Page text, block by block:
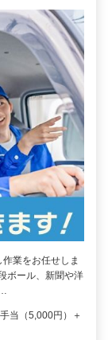
業をお任せしま
ボール、新聞や洋
当（5,000円）＋